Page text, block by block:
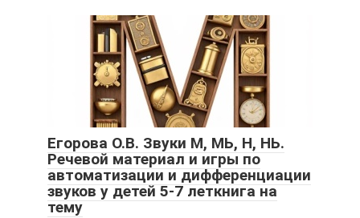
Егорова О.В. Звуки М, МЬ, Н, НЬ.
Речевой материал и игры по
автоматизации и дифференциации
звуков у детей 5-7 леткнига на
тему